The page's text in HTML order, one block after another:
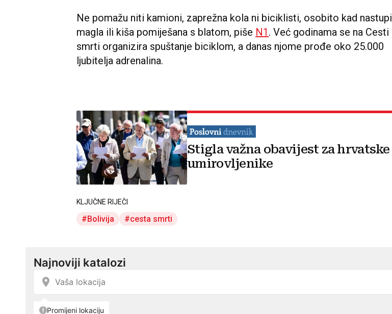
Ne pomažu niti kamioni, zaprežna kola ni biciklisti, osobito kad nastupi
magla ili kiša pomiješana s blatom, piše N1 . Već godinama se na Cesti
smrti organizira spuštanje biciklom, a danas njome prođe oko 25.000
ljubitelja adrenalina.
Stigla važna obavijest za hrvatske
umirovljenike
KLJUČNE RIJEČI
Bolivija cesta smrti